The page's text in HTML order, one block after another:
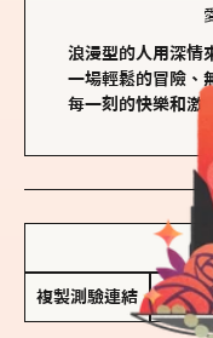
浪漫型的人用深情
一場輕鬆的冒險、
每一刻的快樂和激
複製測驗連結